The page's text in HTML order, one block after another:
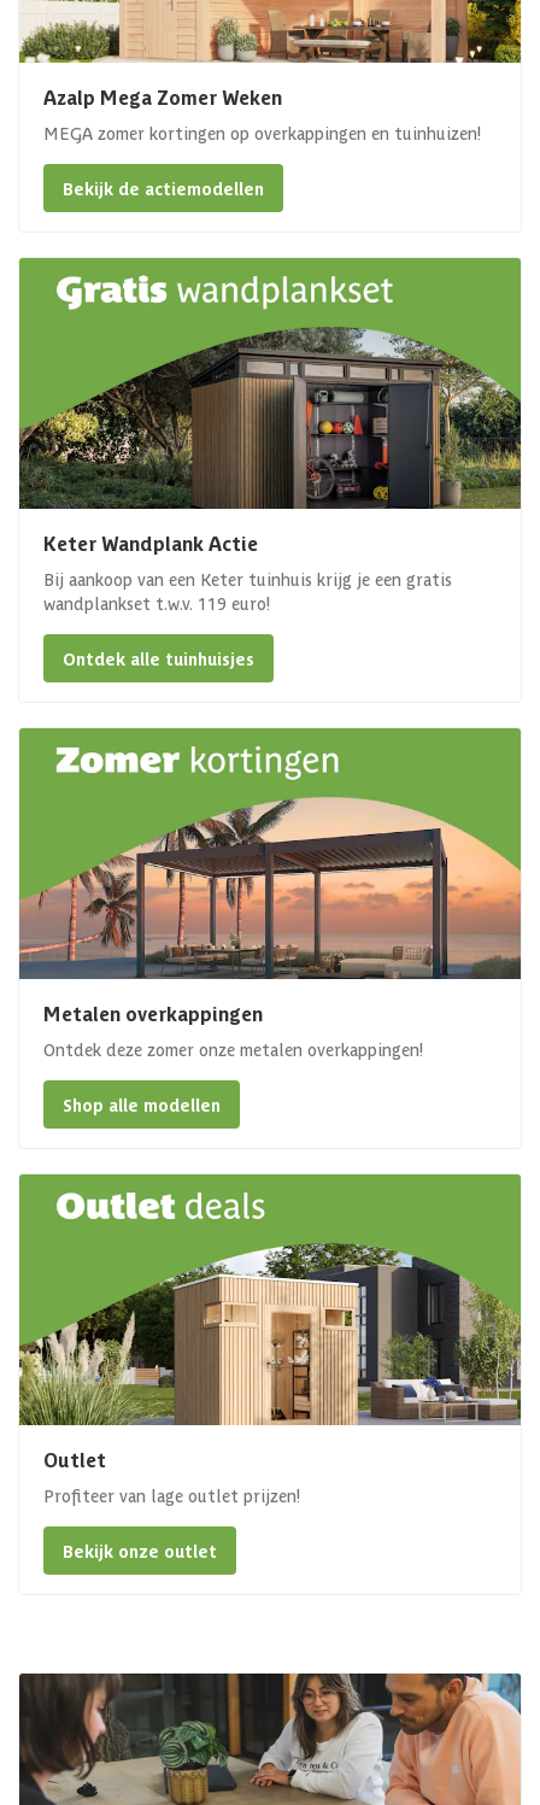
Azalp Mega Zomer Weken
MEGA zomer kortingen op overkappingen en tuinhuizen!
Bekijk de actiemodellen
Keter Wandplank Actie
Bij aankoop van een Keter tuinhuis krijg je een gratis
wandplankset t.w.v. 119 euro!
Ontdek alle tuinhuisjes
Metalen overkappingen
Ontdek deze zomer onze metalen overkappingen!
Shop alle modellen
Outlet
Profiteer van lage outlet prijzen!
Bekijk onze outlet